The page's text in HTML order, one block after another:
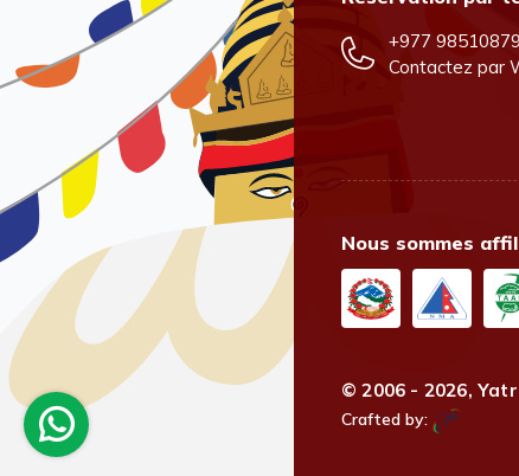
+977
Contactez par
Nous sommes
© 2006 - 2026,
Crafted by: